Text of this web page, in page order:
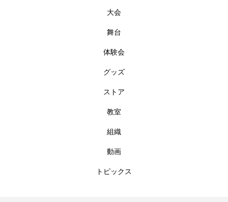
大会
舞台
体験会
グッズ
ストア
教室
組織
動画
トピックス